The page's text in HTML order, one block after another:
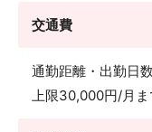
交通費
通勤距離・出勤日
上限30,000円/月ま